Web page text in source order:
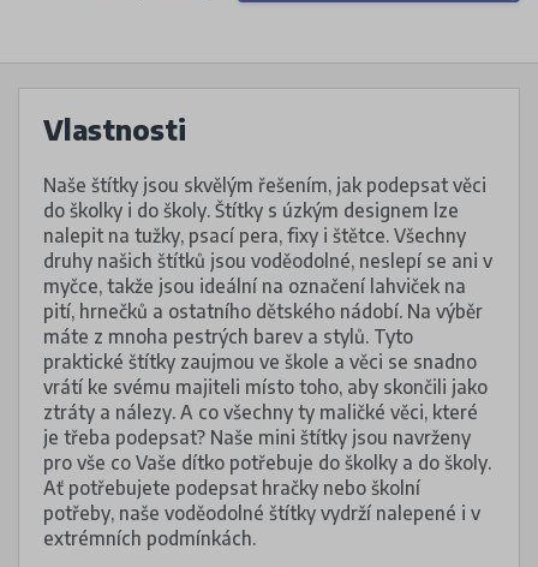
Vlastnosti
Naše štítky jsou skvělým řešením, jak podepsat věci
do školky i do školy. Štítky s úzkým designem lze
nalepit na tužky, psací pera, fixy i štětce. Všechny
druhy našich štítků jsou voděodolné, neslepí se ani v
myčce, takže jsou ideální na označení lahviček na
pití, hrnečků a ostatního dětského nádobí. Na výběr
máte z mnoha pestrých barev a stylů. Tyto
praktické štítky zaujmou ve škole a věci se snadno
vrátí ke svému majiteli místo toho, aby skončili jako
ztráty a nálezy. A co všechny ty maličké věci, které
je třeba podepsat? Naše mini štítky jsou navrženy
pro vše co Vaše dítko potřebuje do školky a do školy.
Ať potřebujete podepsat hračky nebo školní
potřeby, naše voděodolné štítky vydrží nalepené i v
extrémních podmínkách.